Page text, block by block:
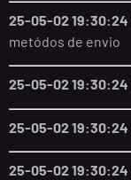
25-05-02 19:30:24
metódos de envio
25-05-02 19:30:24
25-05-02 19:30:24
25-05-02 19:30:24